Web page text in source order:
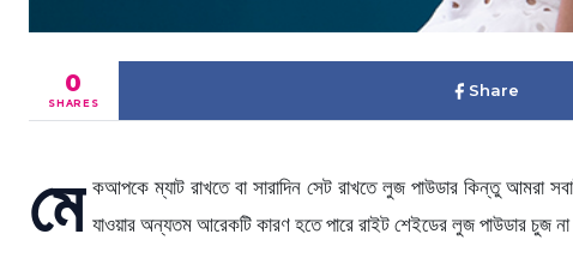
0
SHARES
Share
মে কআপকে ম্যাট রাখতে বা সারাদিন সেট রাখতে লুজ পাউডার কিন্তু আমরা
যাওয়ার অন্যতম আরেকটি কারণ হতে পারে রাইট শেইডের লুজ পাউডার চুজ